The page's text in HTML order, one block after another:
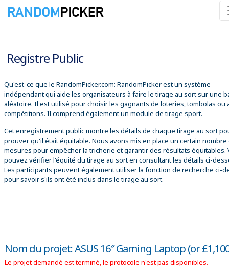
Registre Public
Qu'est-ce que le RandomPicker.com: RandomPicker est un système
indépendant qui aide les organisateurs à faire le tirage au sort sur une
aléatoire. Il est utilisé pour choisir les gagnants de loteries, tombolas ou
compétitions. Il comprend également un module de tirage sport.
Cet enregistrement public montre les détails de chaque tirage au sort
prouver qu'il était équitable. Nous avons mis en place un certain nombre
mesures pour empêcher la tricherie et garantir des résultats équitables.
pouvez vérifier l'équité du tirage au sort en consultant les détails ci-
Les participants peuvent également utiliser la fonction de recherche ci-
pour savoir s'ils ont été inclus dans le tirage au sort.
Nom du projet: ASUS 16″ Gaming Laptop (or
Le projet demandé est terminé, le protocole n'est pas disponibles.